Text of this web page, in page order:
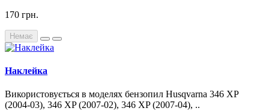
170 грн.
Немає
Наклейка
Використовується в моделях бензопил Husqvarna 346 XP
(2004-03), 346 XP (2007-02), 346 XP (2007-04), ..